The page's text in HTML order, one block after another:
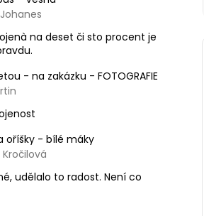
produktu je 5 z 5 hvězdiček.
na deset či sto procent je
- na zakázku - FOTOGRAFIE
produktu je 5 z 5 hvězdiček.
oříšky - bílé máky
produktu je 5 z 5 hvězdiček.
udělalo to radost. Není co